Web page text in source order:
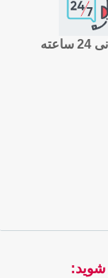
ساعته
شوید: